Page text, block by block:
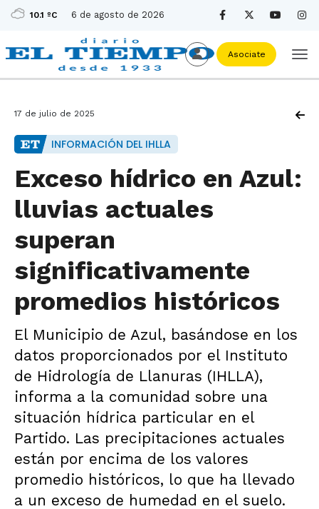
10.1 ºC 6 de agosto de 2026
Asociate
17 de julio de 2025
INFORMACIÓN DEL IHLLA
Exceso hídrico en Azul:
lluvias actuales
superan
significativamente
promedios históricos
El Municipio de Azul, basándose en los
datos proporcionados por el Instituto
de Hidrología de Llanuras (IHLLA),
informa a la comunidad sobre una
situación hídrica particular en el
Partido. Las precipitaciones actuales
están por encima de los valores
promedio históricos, lo que ha llevado
a un exceso de humedad en el suelo.